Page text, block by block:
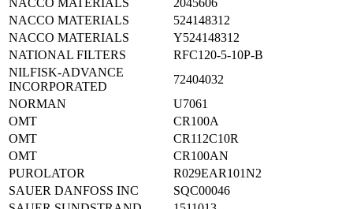
NACCO MATERIALS
2045606
NACCO MATERIALS
524148312
NACCO MATERIALS
Y524148312
NATIONAL FILTERS
RFC120-5-10P-B
NILFISK-ADVANCE
INCORPORATED
72404032
NORMAN
U7061
OMT
CR100A
OMT
CR112C10R
OMT
CR100AN
PUROLATOR
R029EAR101N2
SAUER DANFOSS INC
SQC00046